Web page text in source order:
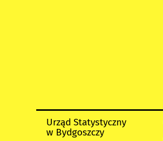
Urząd Statystyczny
w Bydgoszczy